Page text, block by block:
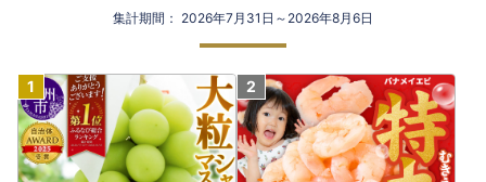
集計期間： 2026年7月31日～2026年8月6日